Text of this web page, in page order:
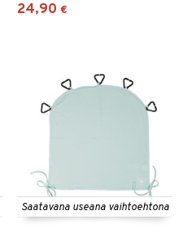
24,90 €
Saatavana useana vaihtoehtona